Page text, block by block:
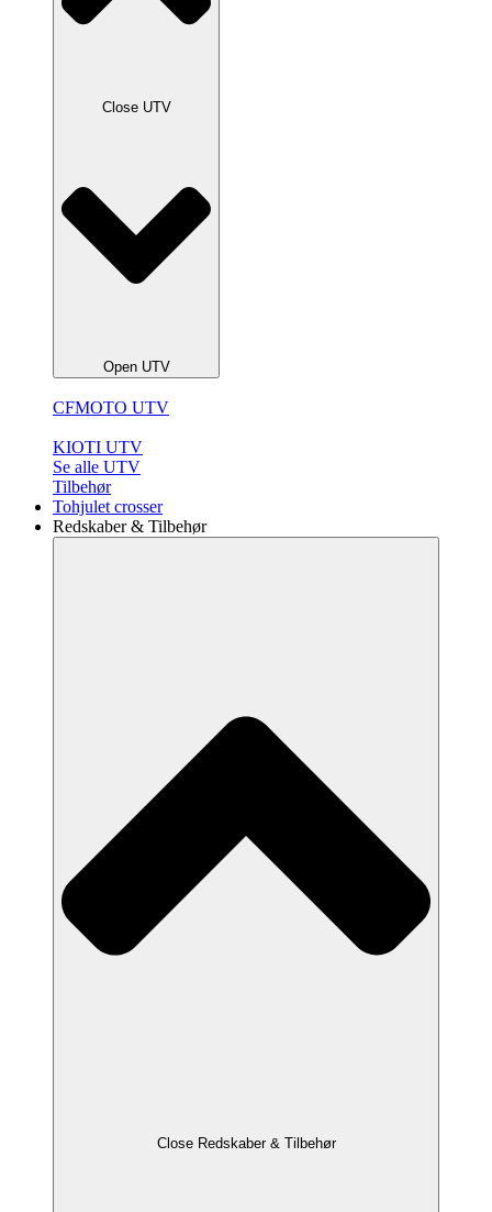
Close UTV
Open UTV
CFMOTO UTV
KIOTI UTV
Se alle UTV
Tilbehør
Tohjulet crosser
Redskaber & Tilbehør
Close Redskaber & Tilbehør